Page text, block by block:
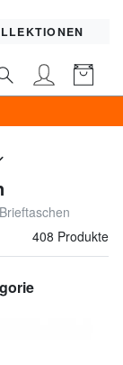
Brieftaschen
408 Produkte